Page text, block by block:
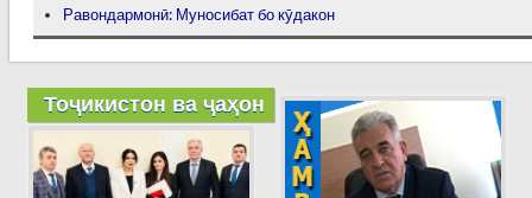
Равондармонӣ: Муносибат бо кӯдакон
Тоҷикистон ва ҷаҳон